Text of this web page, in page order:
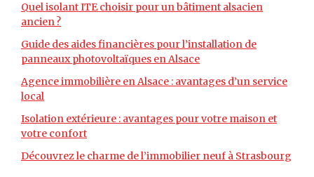
Quel isolant ITE choisir pour un bâtiment alsacien
ancien ?
Guide des aides financières pour l’installation de
panneaux photovoltaïques en Alsace
Agence immobilière en Alsace : avantages d’un service
local
Isolation extérieure : avantages pour votre maison et
votre confort
Découvrez le charme de l’immobilier neuf à Strasbourg